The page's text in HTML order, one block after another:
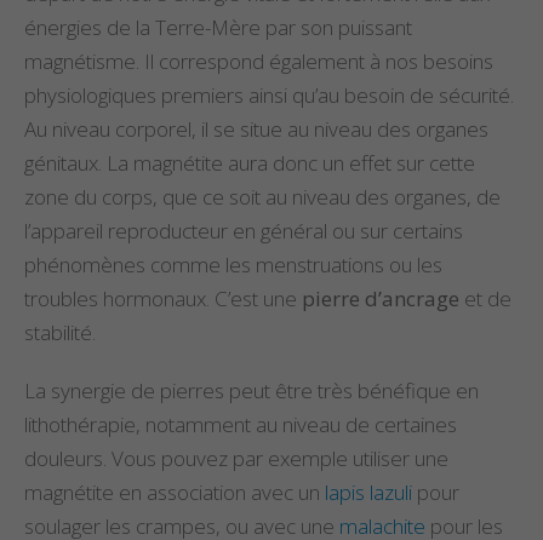
énergies de la Terre-Mère par son puissant
magnétisme. Il correspond également à nos besoins
physiologiques premiers ainsi qu’au besoin de sécurité.
Au niveau corporel, il se situe au niveau des organes
génitaux. La magnétite aura donc un effet sur cette
zone du corps, que ce soit au niveau des organes, de
l’appareil reproducteur en général ou sur certains
phénomènes comme les menstruations ou les
troubles hormonaux. C’est une pierre d’ancrage et de
stabilité.
La synergie de pierres peut être très bénéfique en
lithothérapie, notamment au niveau de certaines
douleurs. Vous pouvez par exemple utiliser une
magnétite en association avec un lapis lazuli pour
soulager les crampes, ou avec une malachite pour les